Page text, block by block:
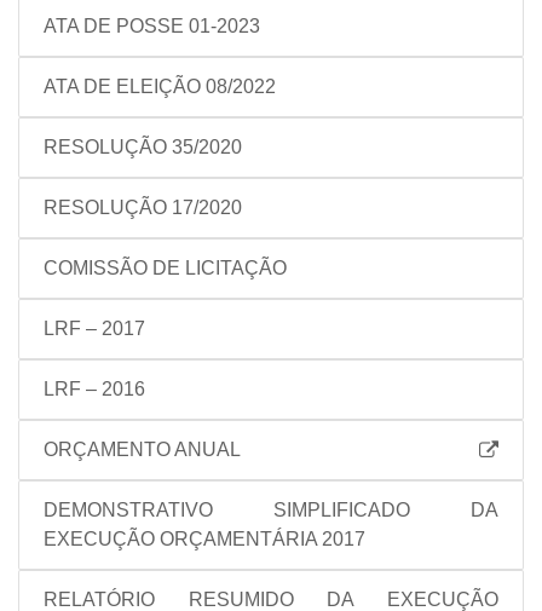
ATA DE POSSE 01-2023
ATA DE ELEIÇÃO 08/2022
RESOLUÇÃO 35/2020
RESOLUÇÃO 17/2020
COMISSÃO DE LICITAÇÃO
LRF – 2017
LRF – 2016
ORÇAMENTO ANUAL
DEMONSTRATIVO SIMPLIFICADO DA
EXECUÇÃO ORÇAMENTÁRIA 2017
RELATÓRIO RESUMIDO DA EXECUÇÃO